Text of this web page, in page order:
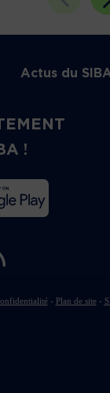
Actus du
!
- Plan de site-